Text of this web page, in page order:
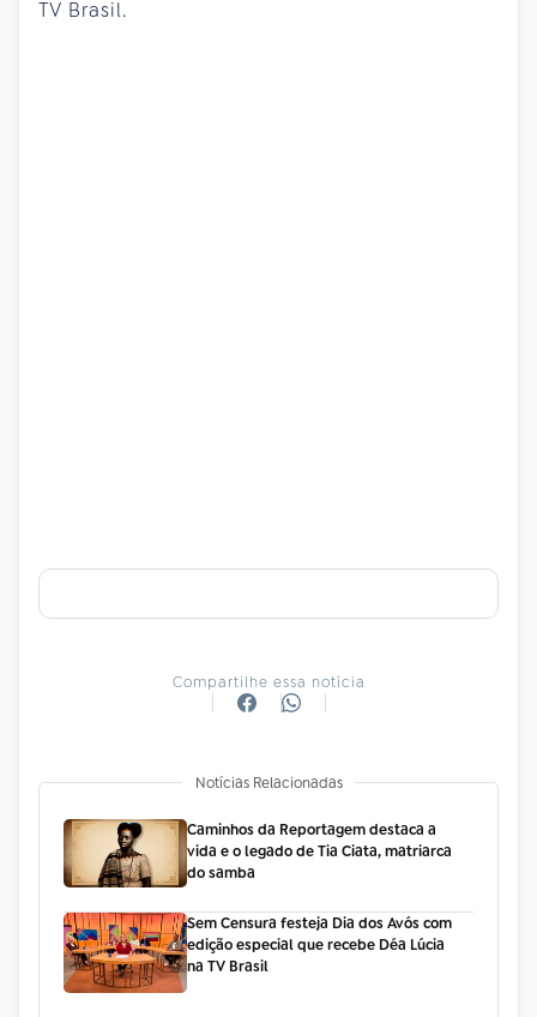
TV Brasil.
Compartilhe essa notícia
Notícias Relacionadas
Caminhos da Reportagem destaca a
vida e o legado de Tia Ciata, matriarca
do samba
Sem Censura festeja Dia dos Avós com
edição especial que recebe Déa Lúcia
na TV Brasil